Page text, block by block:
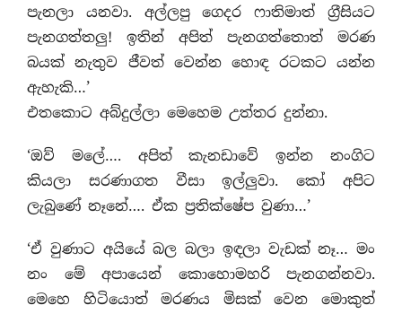
පැනලා යනවා. අල්ලපු ගෙදර ෆාතිමාත් ග‍්‍රීසියට
පැනගත්තලු! ඉතින් අපිත් පැනගත්තොත් මරණ
බයක් නැතුව ජීවත් වෙන්න හොඳ රටකට යන්න
ඇහැකි…’
එතකොට අබ්දුල්ලා මෙහෙම උත්තර දුන්නා.
‘ඔව් මලේ…. අපිත් කැනඩාවේ ඉන්න නංගිට
කියලා සරණාගත වීසා ඉල්ලුවා. කෝ අපිට
ලැබුණේ නෑනේ…. ඒක ප‍්‍රතික්ෂේප වුණා…’
‘ඒ වුණාට අයියේ බල බලා ඉඳලා වැඩක් නෑ… මං
නං මේ අපායෙන් කොහොමහරි පැනගන්නවා.
මෙහෙ හිටියොත් මරණය මිසක් වෙන මොකුත්